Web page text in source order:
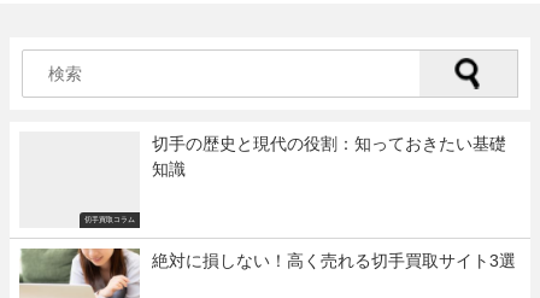
切手買取コラム
切手の歴史と現代の役割：知っておきたい基礎
知識
絶対に損しない！高く売れる切手買取サイト3選